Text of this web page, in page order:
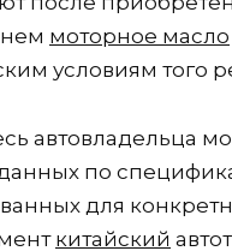
моторное масло
условиям того
автовладельца
данных по
для
китайский